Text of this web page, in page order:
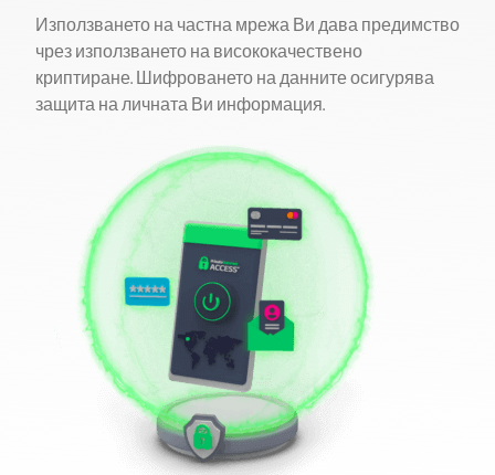
Използването на частна мрежа Ви дава предимство
чрез използването на висококачествено
криптиране. Шифроването на данните осигурява
защита на личната Ви информация.